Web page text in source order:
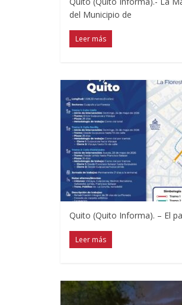
del Municipio de
Leer más
Quito (Quito Informa). – El
Leer más